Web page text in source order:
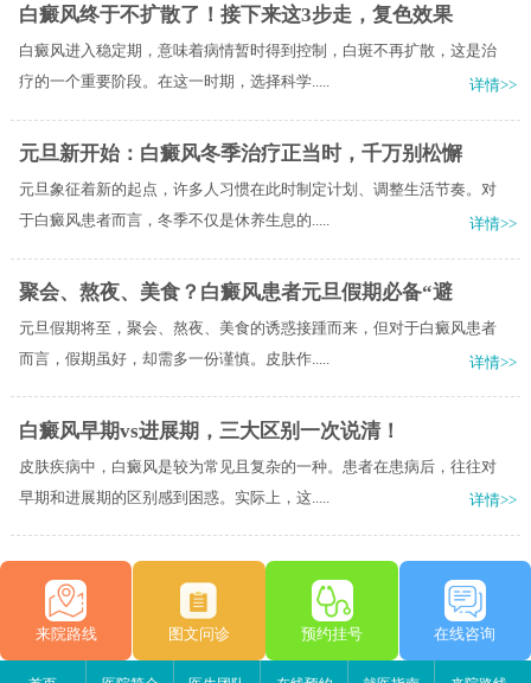
白癜风终于不扩散了！接下来这3步走，复色效果
白癜风进入稳定期，意味着病情暂时得到控制，白斑不再扩散，这是治
疗的一个重要阶段。在这一时期，选择科学.....
详情>>
元旦新开始：白癜风冬季治疗正当时，千万别松懈
元旦象征着新的起点，许多人习惯在此时制定计划、调整生活节奏。对
于白癜风患者而言，冬季不仅是休养生息的.....
详情>>
聚会、熬夜、美食？白癜风患者元旦假期必备“避
元旦假期将至，聚会、熬夜、美食的诱惑接踵而来，但对于白癜风患者
而言，假期虽好，却需多一份谨慎。皮肤作.....
详情>>
白癜风早期vs进展期，三大区别一次说清！
皮肤疾病中，白癜风是较为常见且复杂的一种。患者在患病后，往往对
早期和进展期的区别感到困惑。实际上，这.....
详情>>
来院路线 图文问诊 预约挂号 在线咨询